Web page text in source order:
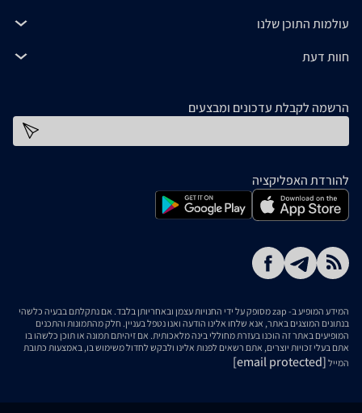
עולמות התוכן שלנו
חוות דעת
הרשמה לקבלת עדכונים ומבצעים
להורדת האפליקציה
המידע המופיע ב- zap מסופק על ידי החנויות עצמן ובאחריותן בלבד. אם נתקלתם בבעיה כלשהי
בנתונים המוצגים באתר, אנא שלחו אלינו הודעה ואנו נטפל בעניין. חלק מהתמונות והתכנים
המופיעים באתר זה הוכנו בעזרת מחוללי בינה מלאכותית. אם זיהיתם תמונה או תוכן כלשהו בו
אתם בעלי זכויות יוצרים, אתם רשאים לפנות אלינו ולבקש לחדול משימוש בו, באמצעות כתובת
המייל [email protected]